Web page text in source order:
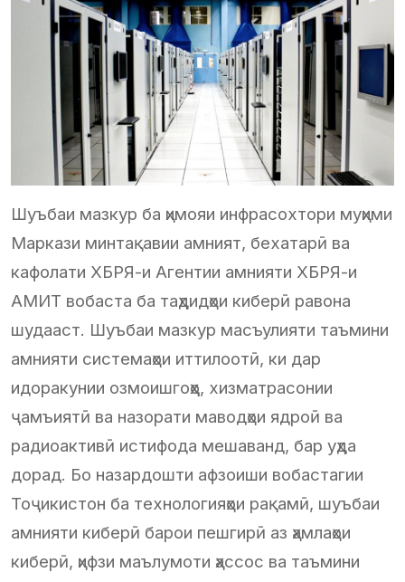
Шуъбаи мазкур ба ҳимояи инфрасохтори муҳими
Маркази минтақавии амният, бехатарӣ ва
кафолати ХБРЯ-и Агентии амнияти ХБРЯ-и
АМИТ вобаста ба таҳдидҳои киберӣ равона
шудааст. Шуъбаи мазкур масъулияти таъмини
амнияти системаҳои иттилоотӣ, ки дар
идоракунии озмоишгоҳҳо, хизматрасонии
ҷамъиятӣ ва назорати маводҳои ядроӣ ва
радиоактивӣ истифода мешаванд, бар уҳда
дорад. Бо назардошти афзоиши вобастагии
Тоҷикистон ба технологияҳои рақамӣ, шуъбаи
амнияти киберӣ барои пешгирӣ аз ҳамлаҳои
киберӣ, ҳифзи маълумоти ҳассос ва таъмини